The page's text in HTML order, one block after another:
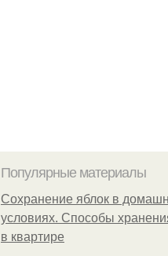
Популярные материалы
Сохранение яблок в
условиях. Способы
в квартире